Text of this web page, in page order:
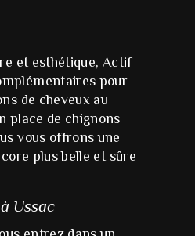
et esthétique, Actif
pour
de cheveux au
place de chignons
vous offrons une
plus belle et sûre
Ussac